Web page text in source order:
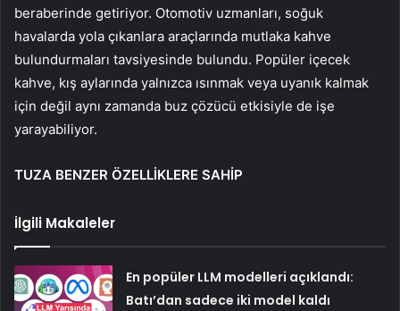
beraberinde getiriyor. Otomotiv uzmanları, soğuk
havalarda yola çıkanlara araçlarında mutlaka kahve
bulundurmaları tavsiyesinde bulundu. Popüler içecek
kahve, kış aylarında yalnızca ısınmak veya uyanık kalmak
için değil aynı zamanda buz çözücü etkisiyle de işe
yarayabiliyor.
TUZA BENZER ÖZELLİKLERE SAHİP
İlgili Makaleler
En popüler LLM modelleri açıklandı:
Batı’dan sadece iki model kaldı